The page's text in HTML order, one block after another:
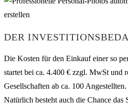
DER
Die Kosten für den Einkauf einer so
startet bei ca. 4.400 € zzgl. MwSt und
Gesellschaften ab ca. 100 Angestellten.
Natürlich besteht auch die Chance das